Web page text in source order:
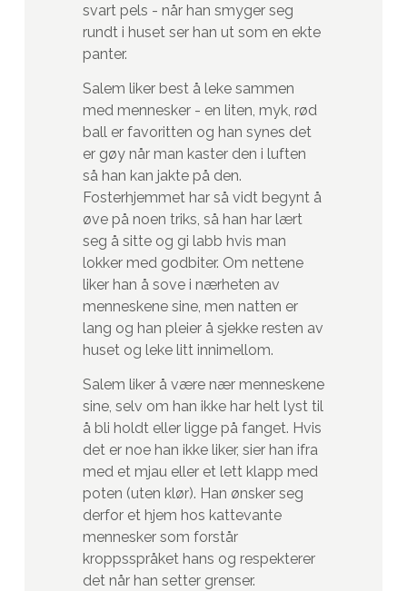
svart pels - når han smyger seg
rundt i huset ser han ut som en ekte
panter.
Salem liker best å leke sammen
med mennesker - en liten, myk, rød
ball er favoritten og han synes det
er gøy når man kaster den i luften
så han kan jakte på den.
Fosterhjemmet har så vidt begynt å
øve på noen triks, så han har lært
seg å sitte og gi labb hvis man
lokker med godbiter. Om nettene
liker han å sove i nærheten av
menneskene sine, men natten er
lang og han pleier å sjekke resten av
huset og leke litt innimellom.
Salem liker å være nær menneskene
sine, selv om han ikke har helt lyst til
å bli holdt eller ligge på fanget. Hvis
det er noe han ikke liker, sier han ifra
med et mjau eller et lett klapp med
poten (uten klør). Han ønsker seg
derfor et hjem hos kattevante
mennesker som forstår
kroppsspråket hans og respekterer
det når han setter grenser.